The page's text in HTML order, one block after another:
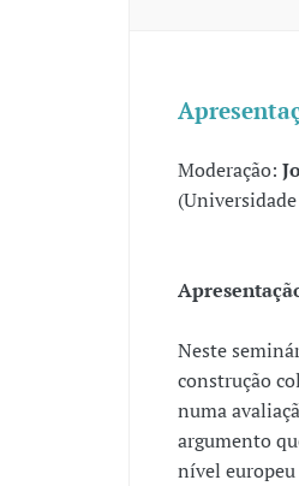
Moderação:
Neste
construção
numa
argumento
nível